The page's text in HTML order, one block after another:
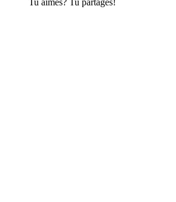
Tu aimes? Tu partages!